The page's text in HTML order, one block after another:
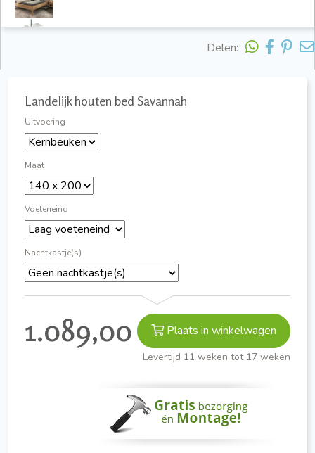
Delen:
Landelijk houten bed Savannah
Uitvoering
Maat
Voeteneind
Nachtkastje(s)
1.089,00 Plaats in winkelwagen
Levertijd 11 weken tot 17 weken